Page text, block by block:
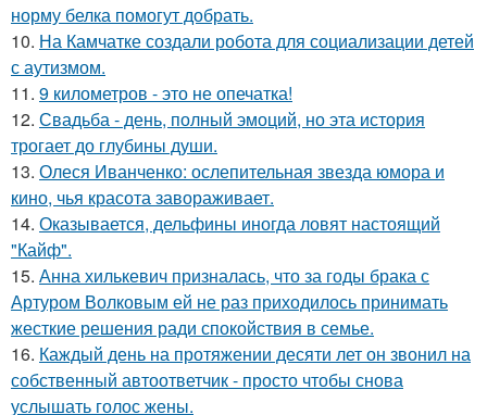
норму белка помогут добрать.
10. На Камчатке создали робота для социализации детей
с аутизмом.
11. 9 километров - это не опечатка!
12. Свадьба - день, полный эмоций, но эта история
трогает до глубины души.
13. Олеся Иванченко: ослепительная звезда юмора и
кино, чья красота завораживает.
14. Оказывается, дельфины иногда ловят настоящий
"Кайф".
15. Анна хилькевич призналась, что за годы брака с
Артуром Волковым ей не раз приходилось принимать
жесткие решения ради спокойствия в семье.
16. Каждый день на протяжении десяти лет он звонил на
собственный автоответчик - просто чтобы снова
услышать голос жены.